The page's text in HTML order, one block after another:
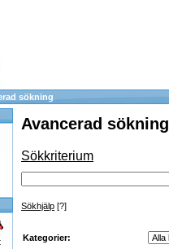
sökning
Avancerad sökning
Sökkriterium
Sökhjälp [?]
Kategorier: